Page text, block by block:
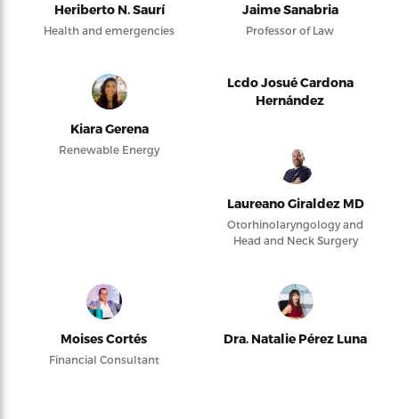
Heriberto N. Saurí
Health and emergencies
Jaime Sanabria
Professor of Law
Kiara Gerena
Renewable Energy
Lcdo Josué Cardona
Hernández
Laureano Giraldez MD
Otorhinolaryngology and
Head and Neck Surgery
Moises Cortés
Financial Consultant
Dra. Natalie Pérez Luna